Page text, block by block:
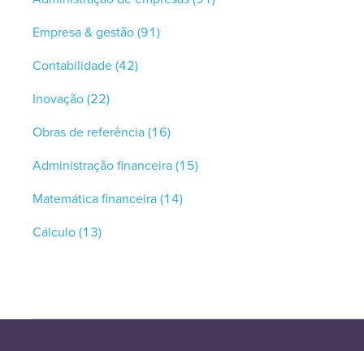
Empresa & gestão(91)
Contabilidade(42)
Inovação(22)
Obras de referência(16)
Administração financeira(15)
Matemática financeira(14)
Cálculo(13)